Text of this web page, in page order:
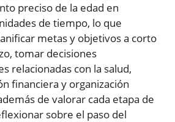
preciso de la edad en
de tiempo, lo que
metas y objetivos a corto
tomar decisiones
relacionadas con la salud,
financiera y organización
de valorar cada etapa de
sobre el paso del